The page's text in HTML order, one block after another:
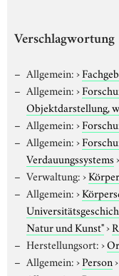
Verschlagwortung
Allgemein:›
Allgemein:›
Objektdarstellung,
Allgemein:›
Allgemein:›
Verdauungssystems›
Verwaltung:›
Allgemein:›
Natur und Kunst"›
Herstellungsort:›
Allgemein:›Person›